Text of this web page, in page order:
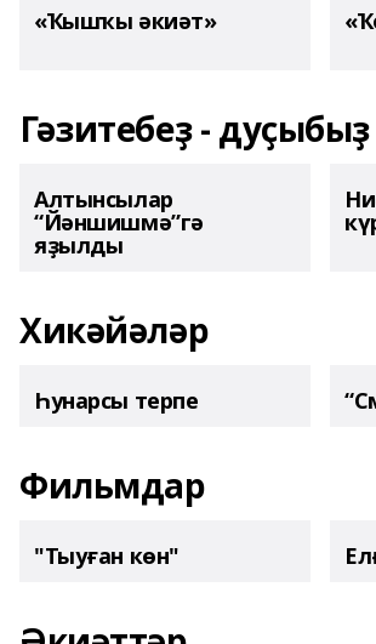
«Ҡышҡы әкиәт»
Гәзитебеҙ - дуҫыбыҙ
Алтынсылар
“Йәншишмә”гә
яҙылды
Хикәйәләр
Һунарсы терпе
Фильмдар
"Тыуған көн"